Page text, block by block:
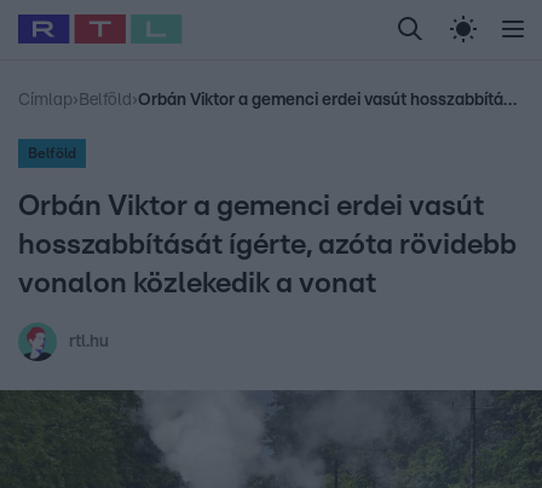
Legfrissebb RTL Híradó Randi Celeb vagyok,
Babits Marcella Most Wanted Gallusz
Címlap› Belföld › Orbán Viktor a gemenci erdei vasút hosszabbítását ígérte, azóta rövidebb vonalon közlekedik a vonat
Belföld
Orbán Viktor a gemenci erdei vasút
hosszabbítását ígérte, azóta rövidebb
vonalon közlekedik a vonat
rtl.hu